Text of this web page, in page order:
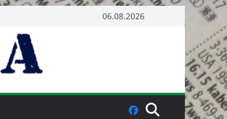
06.08.2026